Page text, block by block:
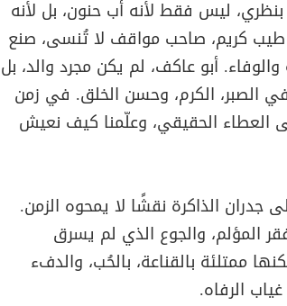
ليس فقط لأنه أب حنون، بل لأنه
طيب كريم، صاحب مواقف لا تُنسى، صنع
أبو عاكف، لم يكن مجرد والد، بل
الصبر، الكرم، وحسن الخلق. في زمن
العطاء الحقيقي، وعلّمنا كيف نعيش
جدران الذاكرة نقشًا لا يمحوه الزمن.
المؤلم، والجوع الذي لم يسرق
ممتلئة بالقناعة، بالحُب، والدفء
الرفاه.